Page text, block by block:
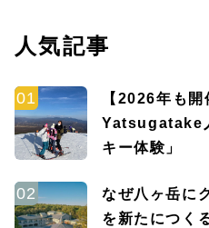
人気記事
【2026年も
Yatsugatake
キー体験」
なぜ八ヶ岳に
を新たにつく